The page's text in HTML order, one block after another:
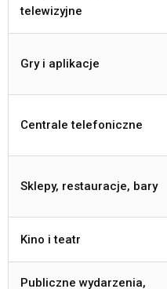
telewizyjne
Gry i aplikacje
Centrale telefoniczne
Sklepy, restauracje, bary
Kino i teatr
Publiczne wydarzenia,